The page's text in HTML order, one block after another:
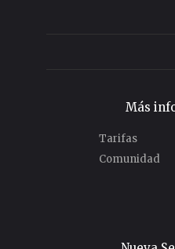
Más
Tarifas
Comunidad